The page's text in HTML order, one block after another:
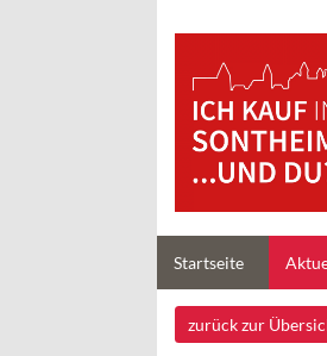
Gewerbeverein
Sontheim/Brenz
Startseite
zurück zur